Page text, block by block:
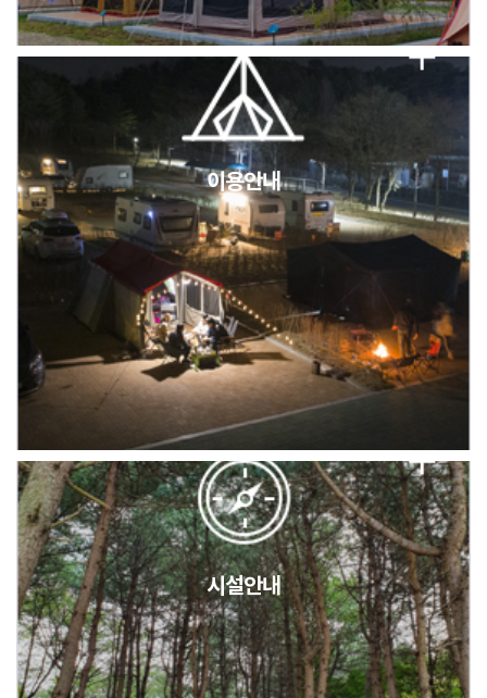
캠핑장(9월1일~6일) 미운영 공지
2026년 5월 캠핑장 안점 점검의 날 변경 안내
캠핑장(9월1일~6일) 미운영 공지
[6/1]전산시스템 점검 및 안정화에 따른 서비스 이용 제한 안내
이용안내
시설안내